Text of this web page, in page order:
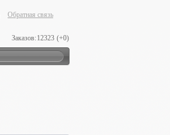
Обратная связь
Заказов:12323 (+0)